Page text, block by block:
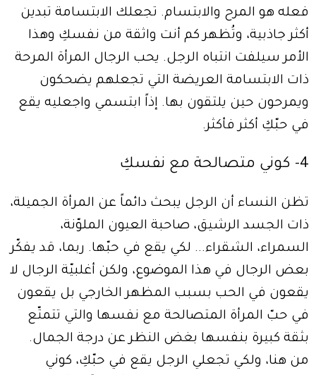
فعله هو المرح والابتسام. تجعلك الابتسامة تبدين
أكثر جاذبية، وتُظهر كم أنت واثقة من نفسكِ وهذا
الأمر سيلفت انتباه الرجل. يحب الرجال المرأة المرحة
ذات الابتسامة العريضة التي تجعلهم يضحكون
ويمرحون حين يلتقون بها. إذاً ابتسمي واجعليه يقع
في حبّكِ أكثر فأكثر.
4- كوني متصالحة مع نفسكِ
تظن النساء أن الرجل يبحث دائماً عن المرأة الجميلة،
ذات الجسد الرشيق، صاحبة العيون الملوّنة،
السمراء، الشقراء... لكي يقع في حبّها. ربما، قد يفكّر
بعض الرجال في هذا الموضوع، ولكن أغلبيّة الرجال لا
يقعون في الحب بسبب المظهر الخارجي بل يقعون
في حبّ المرأة المتصالحة مع نفسها والتي تتمتّع
بثقة كبيرة بنفسها بغض النظر عن درجة الجمال.
من هنا، ولكي تجعلي الرجل يقع في حبّكِ، كوني